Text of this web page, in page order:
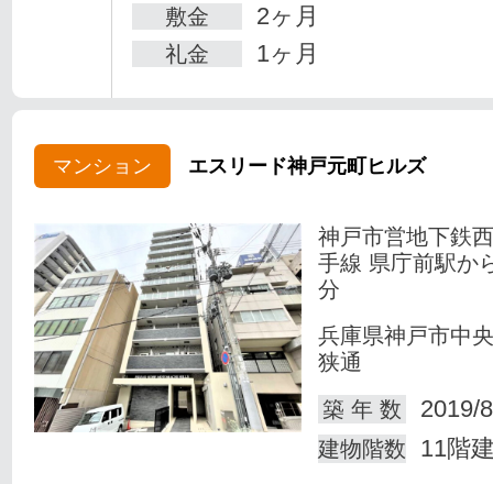
敷金 2ヶ月
礼金 1ヶ月
マンション エスリード神戸元町ヒルズ
神戸市営地下鉄
手線 県庁前駅か
分
兵庫県神戸市中
狭通
築 年 数
2019/
建物階数 11階